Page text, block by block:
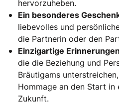
hervorzuheben.
Ein besonderes
liebevolles und
die Partnerin oder den
Einzigartige
die die Beziehung und
Bräutigams
Hommage an den Start in
Zukunft.